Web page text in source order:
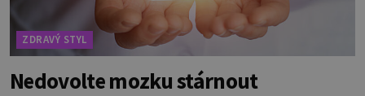
ZDRAVÝ STYL
Nedovolte mozku stárnout